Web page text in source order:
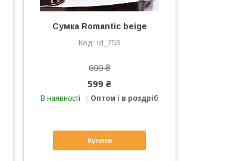
Сумка Romantic beige
id_753
699 ₴
599 ₴
В наявності Оптом і в роздріб
Купити